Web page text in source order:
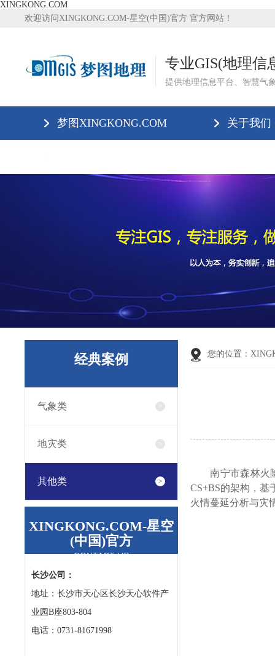
XINGKONG.COM
欢迎访问XINGKONG.COM-星空(中国)官方 官方网站！
专业GIS(地理信
提供地理信息平台、智慧气
梦图XINGKONG.COM 关于我们
经典案例
气象类
地灾类
其他类
XINGKONG.COM-星空
(中国)官方
CONTACT US
长沙公司：
地址：长沙市天心区长沙天心软件产
业园B座803-804
电话：0731-81671998
您的位置：
南宁市森林火
CS+BS的架构，
火情蔓延分析与灾